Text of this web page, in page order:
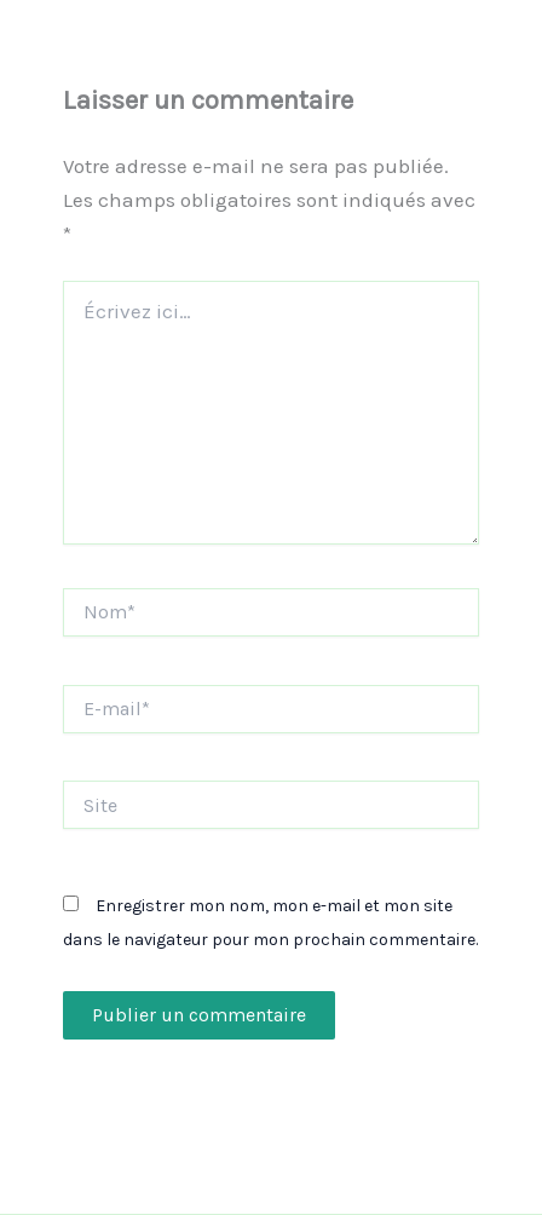
Laisser un commentaire
Votre adresse e-mail ne sera pas publiée.
Les champs obligatoires sont indiqués avec
*
ici…
mail*
Enregistrer mon nom, mon e-mail et mon site
dans le navigateur pour mon prochain commentaire.